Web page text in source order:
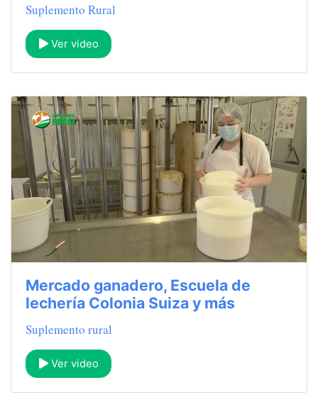
Suplemento Rural
Ver video
Mercado ganadero, Escuela de
lechería Colonia Suiza y más
Suplemento rural
Ver video